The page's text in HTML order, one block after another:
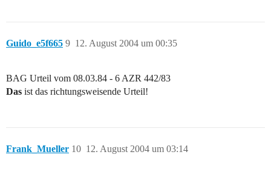
Guido_e5f665 12. August 2004 um 00:35
9
BAG Urteil vom 08.03.84 - 6 AZR 442/83
Das ist das richtungsweisende Urteil!
Frank_Mueller 12. August 2004 um 03:14
10